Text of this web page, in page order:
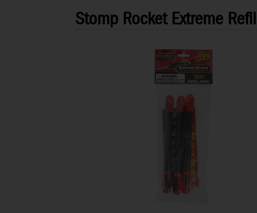
Stomp Rocket Extreme